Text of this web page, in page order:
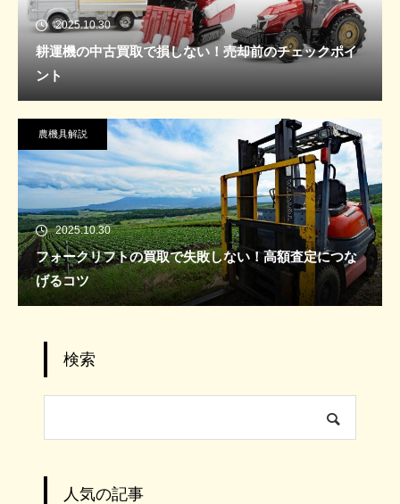
2025.10.30
耕運機の中古買取で損しない！売却前のチェックポイ
ント
農機具解説
2025.10.30
フォークリフトの買取で失敗しない！高額査定につな
げるコツ
検索
人気の記事